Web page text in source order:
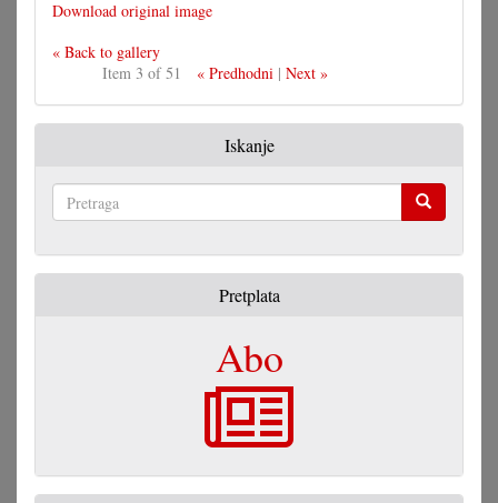
Download original image
« Back to gallery
Item 3 of 51
« Predhodni| Next »
Iskanje
Pretplata
Abo